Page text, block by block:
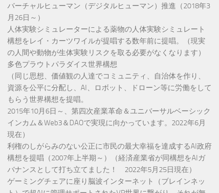
バーチャルヒューマン（デジタルヒューマン）推進（2018年3
月26日～）
人体実験シミュレーターによる薬物の人体実験シミュレート
構想をレイ・カーツワイルが提唱する数年前に提唱。（現実
の人間や動物が生体実験リスクを取る必要がなくなります）
多色プラウトパラダイス世界構想
（同じ思想、価値観の人達でコミュニティ、自治体を作り、
資源を公平に分配し、AI、ロボット、ドローン等に労働をして
もらう世界構想を提唱。
2015年10月6日～、第四次産業革命＆ユニバーサルベーシック
インカム＆Web3＆DAOで実現に向かっています。2022年6月
現在）
利権のしがらみのない公正に市民の最大幸福を達成するAI政府
構想を提唱（2007年上半期～）（経済産業省が同構想をAIガ
バナンスとして打ち立てました！ 2022年5月25日現在）
ゲーミングチェアに座り脳波インターネット（ブレインネッ